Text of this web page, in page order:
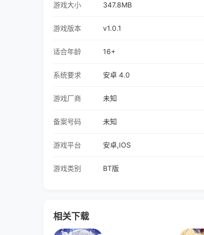
游戏大小 347.8MB
游戏版本 v1.0.1
适合年龄 16+
系统要求 安卓 4.0
游戏厂商 未知
备案号码 未知
游戏平台 安卓,IOS
游戏类别 BT版
相关下载